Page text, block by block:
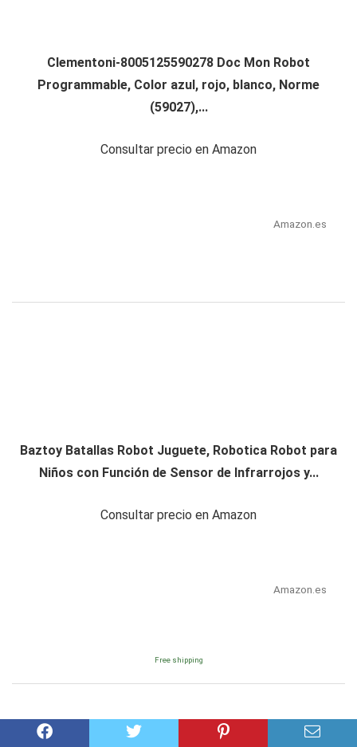
Clementoni-8005125590278 Doc Mon Robot
Programmable, Color azul, rojo, blanco, Norme
(59027),...
Consultar precio en Amazon
Amazon.es
Baztoy Batallas Robot Juguete, Robotica Robot para
Niños con Función de Sensor de Infrarrojos y...
Consultar precio en Amazon
Amazon.es
Free shipping